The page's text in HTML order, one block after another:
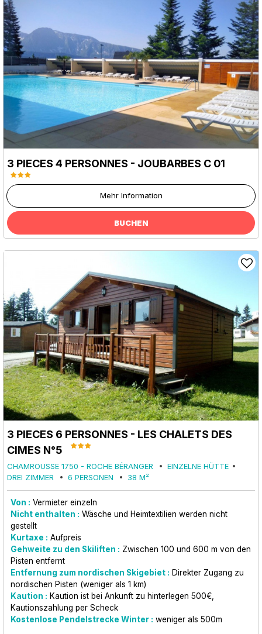
3 PIECES 4 PERSONNES - JOUBARBES C 01
Mehr Information
BUCHEN
3 PIECES 6 PERSONNES - LES CHALETS DES
CIMES N°5
CHAMROUSSE 1750 - ROCHE BÉRANGER
EINZELNE HÜTTE
DREI ZIMMER
6 PERSONEN 38 M²
Von : Vermieter einzeln
Nicht enthalten : Wäsche und Heimtextilien werden nicht
gestellt
Kurtaxe : Aufpreis
Gehweite zu den Skiliften : Zwischen 100 und 600 m von den
Pisten entfernt
Entfernung zum nordischen Skigebiet : Direkter Zugang zu
nordischen Pisten (weniger als 1 km)
Kaution : Kaution ist bei Ankunft zu hinterlegen 500€
Kautionszahlung per Scheck
Kostenlose Pendelstrecke Winter : weniger als 500m